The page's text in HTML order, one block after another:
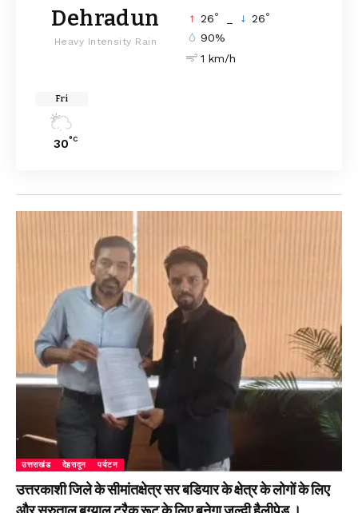
Dehradun
Heavy Intensity Rain
26° 26°
90%
1 km/h
Fri
30°C
उत्तराखंड देहरादून पर्यटन
उत्तरकाशी जिले के सीमांतक्षेत्र सर बडियार के क्षेत्र के लोगों के लिए